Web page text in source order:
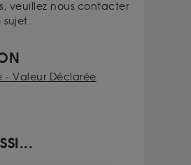
veuillez nous contacter
- Valeur Déclarée